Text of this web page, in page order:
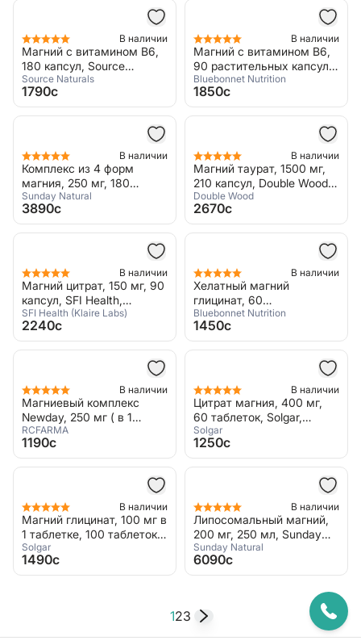
В наличии
Магний с витамином В6,
180 капсул, Source
Naturals, Ultra-Mag
Source Naturals
1790c
В наличии
Магний с витамином В6,
90 растительных капсул,
Bluebonnet Nutrition,
Magnesium Vitamin B6
Bluebonnet Nutrition
1850c
В наличии
Комплекс из 4 форм
магния, 250 мг, 180
капсул, Sunday Natural,
Magnesium Komplex 4
Sunday Natural
3890c
В наличии
Магний таурат, 1500 мг,
210 капсул, Double Wood,
Magnesium Taurate
Double Wood
2670c
В наличии
Магний цитрат, 150 мг, 90
капсул, SFI Health,
Magnesium Citrate
SFI Health (Klaire Labs)
2240c
В наличии
Хелатный магний
глицинат, 60
растительных капсул,
Bluebonnet Nutrition,
Chelated Magnesium
Bluebonnet Nutrition
1450c
В наличии
Магниевый комплекс
Newday, 250 мг ( в 1
капсуле), 60 капсул,
RCFarma, Magnesium
Complex
RCFARMA
1190c
В наличии
Цитрат магния, 400 мг,
60 таблеток, Solgar,
Magnesium Citrate
Solgar
1250c
В наличии
Магний глицинат, 100 мг в
1 таблетке, 100 таблеток,
Solgar, Chelated
Magnesium
Solgar
1490c
В наличии
Липосомальный магний,
200 мг, 250 мл, Sunday
Natural, Magnesium
Liposomal
Sunday Natural
6090c
123